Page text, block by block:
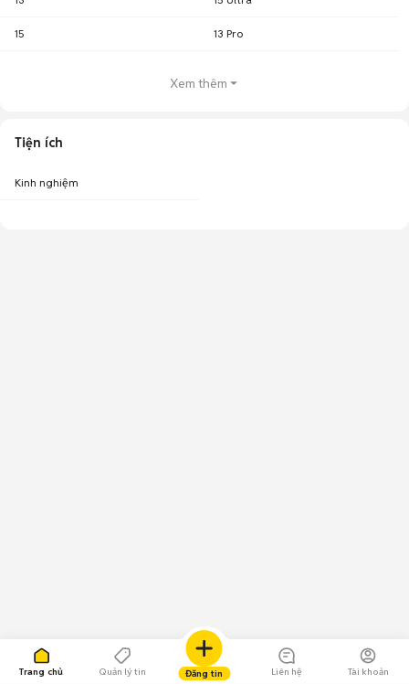
Trang chủ Quản lý tin Đăng tin Liên hệ Tài khoản
15 13 Pro
Xem thêm
Tiện ích
Kinh nghiệm